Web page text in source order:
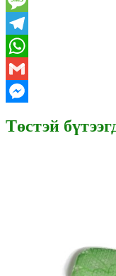
Message
Telegram
WhatsApp
Gmail
Төстэй